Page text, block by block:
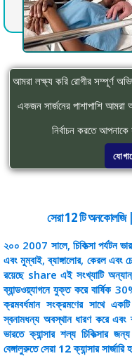
আমরা লক্ষ্য করি রোগীর সম্পূর্ণ
একজন সার্জনের পাশাপাশি আমরা
নির্বাচন করতে আপনাকে
সেরা 12 টি অনকোলজি |
২০০ 2007 সালে, চিকিত্সা পর্যটন
এবং মুম্বাই, ব্যাঙ্গালোর, কেরল এবং
রয়েছে share এই সংখ্যাটি
ব্যান্ডওয়্যাগনে যুক্ত করে বার্ষিক
ক্রমবর্ধমান সংক্রমণের সাথে
স্বনামধন্য অবস্থান ধারণ করে এবং
ভারতে ক্যান্সার শল্য চিকিত্সার
বেঙ্গালুরুতে সেরা 12 ক্যান্সার